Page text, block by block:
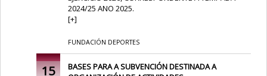
2024/25 ANO 2025.
[+]
FUNDACIÓN DEPORTES
15
BASES PARA A SUBVENCIÓN DESTINADA A